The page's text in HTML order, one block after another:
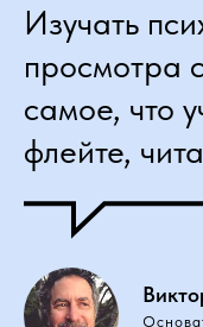
Изучать
просмотра
самое, что
флейте,